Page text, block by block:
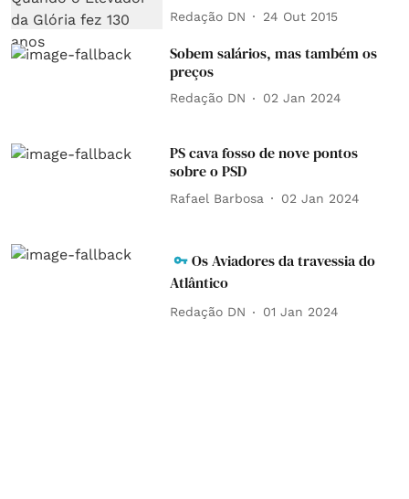
Redação DN 24 Out 2015
Sobem salários, mas também os
preços
Redação DN 02 Jan 2024
PS cava fosso de nove pontos
sobre o PSD
Rafael Barbosa 02 Jan 2024
Os Aviadores da travessia do
Atlântico
Redação DN 01 Jan 2024